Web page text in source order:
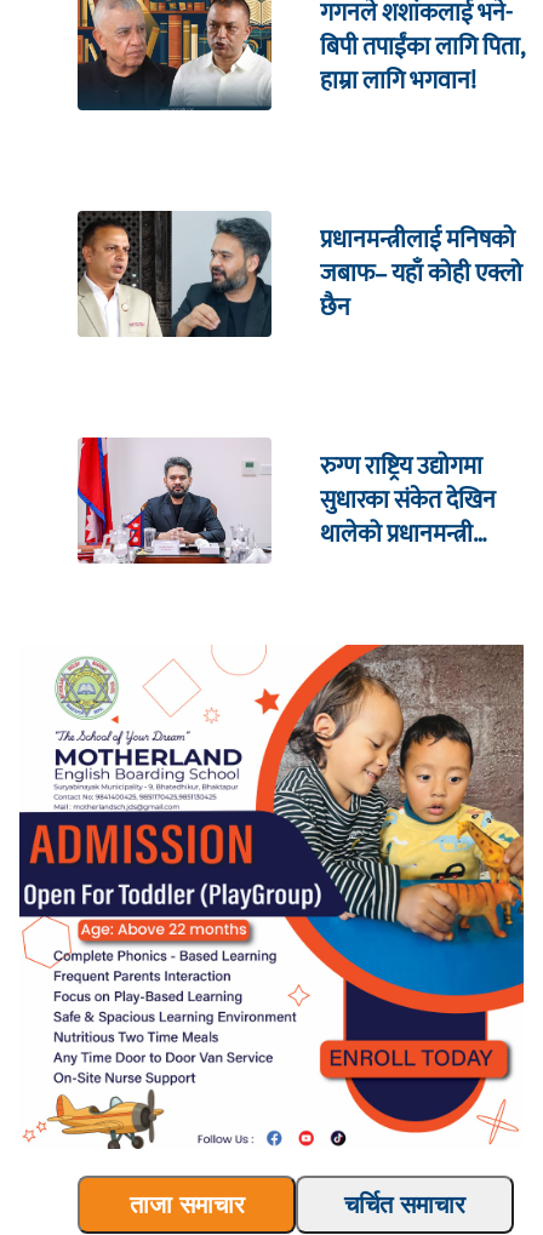
गगनले शशांकलाई भने-
बिपी तपाईंका लागि पिता,
हाम्रा लागि भगवान!
प्रधानमन्त्रीलाई मनिषको
जबाफ– यहाँ कोही एक्लो
छैन
रुग्ण राष्ट्रिय उद्योगमा
सुधारका संकेत देखिन
थालेको प्रधानमन्त्री
ताजा समाचार चर्चित समाचार